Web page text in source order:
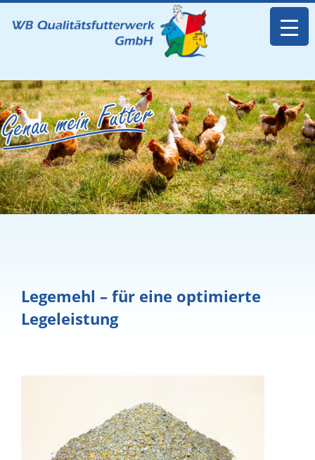
Legemehl – für eine optimierte
Legeleistung